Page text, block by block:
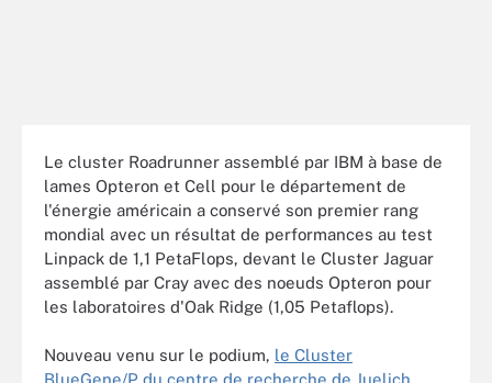
Le cluster Roadrunner assemblé par IBM à base de
lames Opteron et Cell pour le département de
l'énergie américain a conservé son premier rang
mondial avec un résultat de performances au test
Linpack de 1,1 PetaFlops, devant le Cluster Jaguar
assemblé par Cray avec des noeuds Opteron pour
les laboratoires d'Oak Ridge (1,05 Petaflops).
Nouveau venu sur le podium, le Cluster
BlueGene/P du centre de recherche de Juelich